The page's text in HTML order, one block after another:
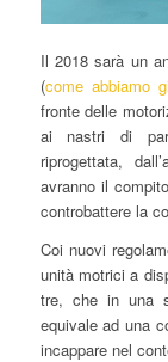
Il 2018 sarà un
(come abbiamo
fronte delle
ai nastri di
riprogettata,
avranno il
controbattere la
Coi nuovi
unità motrici a
tre, che in una
equivale ad una
incappare nel